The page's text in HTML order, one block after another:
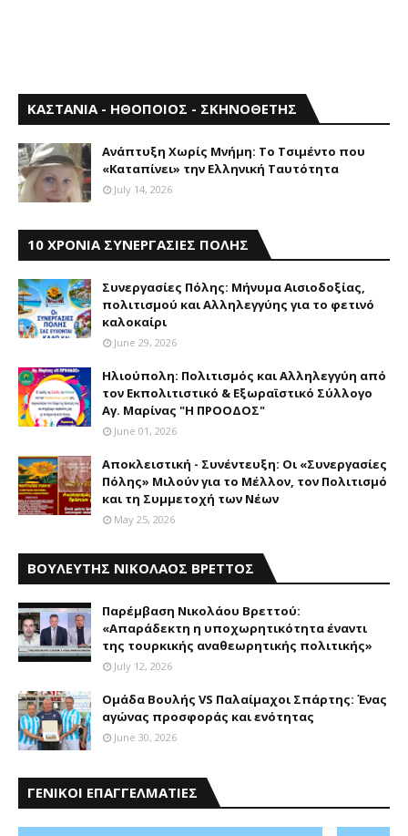
ΚΑΣΤΑΝΙΑ - ΗΘΟΠΟΙΟΣ - ΣΚΗΝΟΘΕΤΗΣ
Aνάπτυξη Xωρίς Mνήμη: Το Τσιμέντο που
«Καταπίνει» την Ελληνική Ταυτότητα
July 14, 2026
10 ΧΡΟΝΙΑ ΣΥΝΕΡΓΑΣΙΕΣ ΠΟΛΗΣ
Συνεργασίες Πόλης: Mήνυμα Aισιοδοξίας,
πολιτισμού και Aλληλεγγύης για το φετινό
καλοκαίρι
June 29, 2026
Ηλιούπολη: Πολιτισμός και Aλληλεγγύη από
τον Εκπολιτιστικό & Εξωραϊστικό Σύλλογο
Αγ. Μαρίνας "Η ΠΡΟΟΔΟΣ"
June 01, 2026
Αποκλειστική - Συνέντευξη: Οι «Συνεργασίες
Πόλης» Μιλούν για το Μέλλον, τον Πολιτισμό
και τη Συμμετοχή των Νέων
May 25, 2026
ΒΟΥΛΕΥΤΗΣ ΝΙΚΟΛΑΟΣ ΒΡΕΤΤΟΣ
Παρέμβαση Nικολάου Bρεττού:
«Aπαράδεκτη η υποχωρητικότητα έναντι
της τουρκικής αναθεωρητικής πολιτικής»
July 12, 2026
Ομάδα Βουλής VS Παλαίμαχοι Σπάρτης: Ένας
αγώνας προσφοράς και ενότητας
June 30, 2026
ΓΕΝΙΚΟΙ ΕΠΑΓΓΕΛΜΑΤΙΕΣ